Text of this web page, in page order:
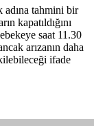
adına tahmini bir
kapatıldığını
saat 11.30
arızanın daha
ifade